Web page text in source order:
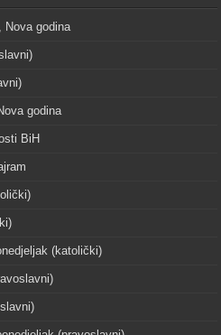
Nova godina
godina
BiH
(katolički)